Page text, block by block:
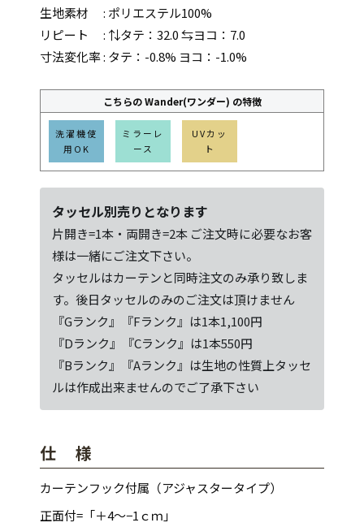
生地素材 : ポリエステル100%
リピート : ⇅タテ：32.0 ⇆ヨコ：7.0
寸法変化率 : タテ：-0.8% ヨコ：-1.0%
こちらの Wander(ワンダー) の特徴
洗濯機使
用OK
ミラーレ
ース
UVカッ
ト
タッセル別売りとなります
片開き=1本・両開き=2本 ご注文時に必要なお客
様は一緒にご注文下さい。
タッセルはカーテンと同時注文のみ承り致しま
す。後日タッセルのみのご注文は頂けません
『Gランク』『Fランク』は1本1,100円
『Dランク』『Cランク』は1本550円
『Bランク』『Aランク』は生地の性質上タッセ
ルは作成出来ませんのでご了承下さい
仕 様
カーテンフック付属（アジャスタータイプ）
正面付=「＋4～−1ｃｍ」